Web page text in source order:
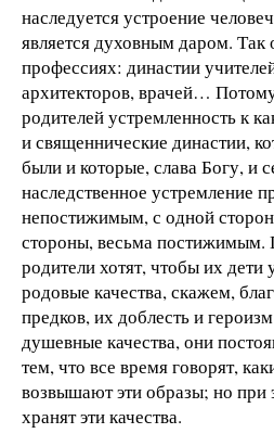
наследуется устроение
является духовным даром. Так
профессиях: династии
архитекторов, врачей…
родителей устремленность к
и священнические династии,
были и которые, слава Богу, и
наследственное устремление
непостижимым, с одной
стороны, весьма постижимым.
родители хотят, чтобы их дети
родовые качества, скажем,
предков, их доблесть и
душевные качества, они
тем, что все время говорят,
возвышают эти образы; но при
хранят эти качества.